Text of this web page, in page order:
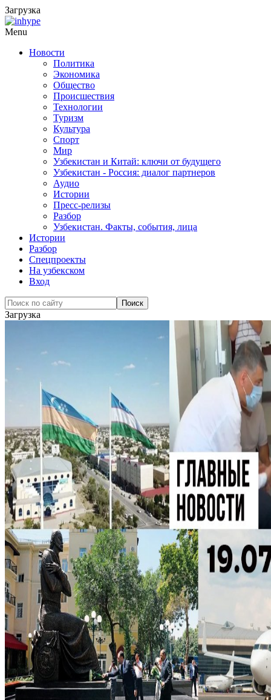
Загрузка
Menu
Новости
Политика
Экономика
Общество
Происшествия
Технологии
Туризм
Культура
Спорт
Мир
Узбекистан и Китай: ключи от будущего
Узбекистан - Россия: диалог партнеров
Аудио
Истории
Пресс-релизы
Разбор
Узбекистан. Факты, события, лица
Истории
Разбор
Спецпроекты
На узбекском
Вход
Загрузка